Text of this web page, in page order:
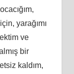
yarağımı
ve
bir
kaldım,